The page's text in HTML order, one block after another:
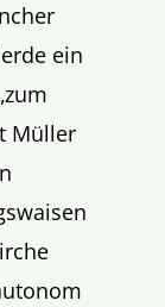
ein
Müller